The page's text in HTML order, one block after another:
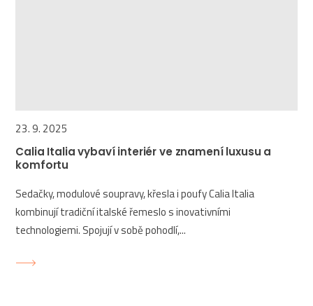
23. 9. 2025
Calia Italia vybaví interiér ve znamení luxusu a
komfortu
Sedačky, modulové soupravy, křesla i poufy Calia Italia
kombinují tradiční italské řemeslo s inovativními
technologiemi. Spojují v sobě pohodlí,...